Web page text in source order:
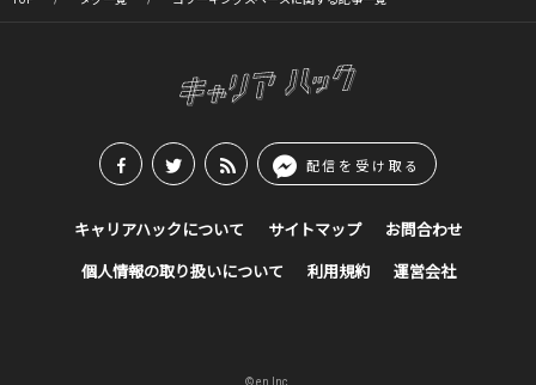
配信を受け取る
キャリアハックについて サイトマップ お問合わせ
個人情報の取り扱いについて 利用規約 運営会社